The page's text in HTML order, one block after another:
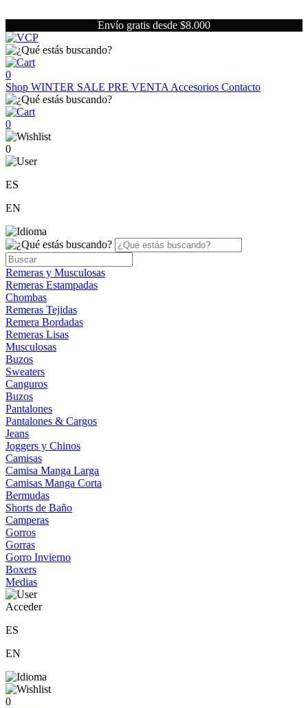
Envío gratis desde $8.000
0
Shop WINTER SALE PRE VENTA Accesorios Contacto
0
0
ES
EN
Remeras y Musculosas
Remeras Estampadas
Chombas
Remeras Tejidas
Remera Bordadas
Remeras Lisas
Musculosas
Buzos
Sweaters
Canguros
Buzos
Pantalones
Pantalones & Cargos
Jeans
Joggers y Chinos
Camisas
Camisa Manga Larga
Camisas Manga Corta
Bermudas
Shorts de Baño
Camperas
Gorros
Gorras
Gorro Invierno
Boxers
Medias
Acceder
ES
EN
0